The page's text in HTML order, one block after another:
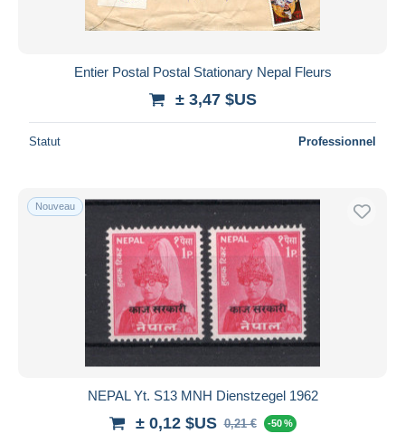
Entier Postal Postal Stationary Nepal Fleurs
± 3,47 $US
Statut Professionnel
Nouveau
NEPAL Yt. S13 MNH Dienstzegel 1962
± 0,12 $US 0,21 € -50 %